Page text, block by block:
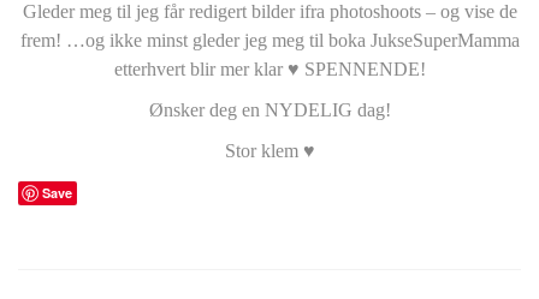
Gleder meg til jeg får redigert bilder ifra photoshoots – og vise de
frem! …og ikke minst gleder jeg meg til boka JukseSuperMamma
etterhvert blir mer klar ♥ SPENNENDE!
Ønsker deg en NYDELIG dag!
Stor klem ♥
Save